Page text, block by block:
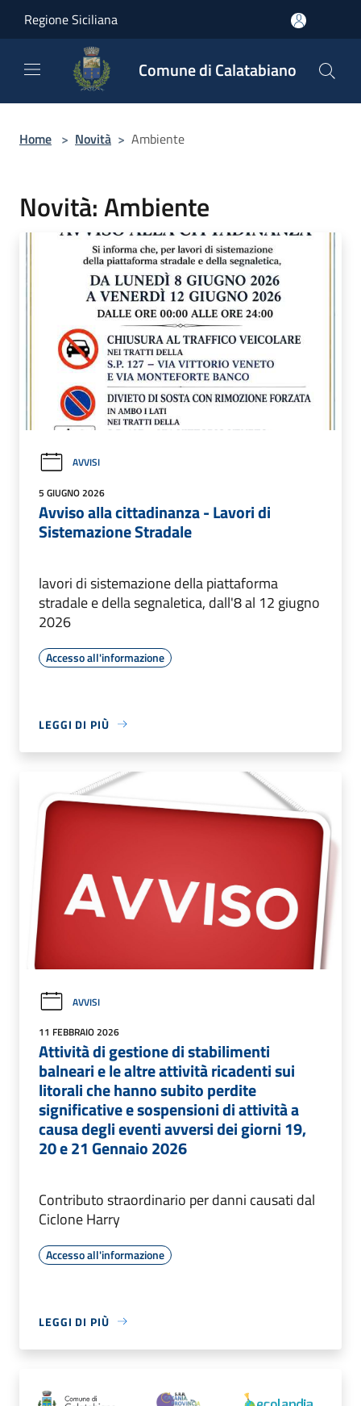
Regione Siciliana
Comune di Calatabiano
Home > Novità > Ambiente
Novità: Ambiente
AVVISI
5 GIUGNO 2026
Avviso alla cittadinanza - Lavori di
Sistemazione Stradale
lavori di sistemazione della piattaforma
stradale e della segnaletica, dall'8 al 12 giugno
2026
Accesso all'informazione
LEGGI DI PIÙ
AVVISI
11 FEBBRAIO 2026
Attività di gestione di stabilimenti
balneari e le altre attività ricadenti sui
litorali che hanno subito perdite
significative e sospensioni di attività a
causa degli eventi avversi dei giorni 19,
20 e 21 Gennaio 2026
Contributo straordinario per danni causati dal
Ciclone Harry
Accesso all'informazione
LEGGI DI PIÙ